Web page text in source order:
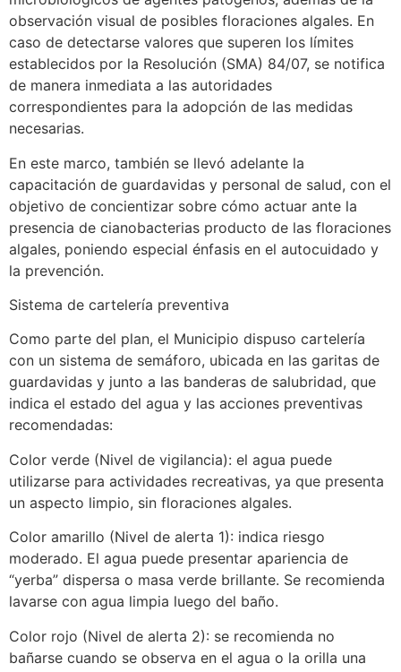
observación visual de posibles floraciones algales. En
caso de detectarse valores que superen los límites
establecidos por la Resolución (SMA) 84/07, se notifica
de manera inmediata a las autoridades
correspondientes para la adopción de las medidas
necesarias.
En este marco, también se llevó adelante la
capacitación de guardavidas y personal de salud, con el
objetivo de concientizar sobre cómo actuar ante la
presencia de cianobacterias producto de las floraciones
algales, poniendo especial énfasis en el autocuidado y
la prevención.
Sistema de cartelería preventiva
Como parte del plan, el Municipio dispuso cartelería
con un sistema de semáforo, ubicada en las garitas de
guardavidas y junto a las banderas de salubridad, que
indica el estado del agua y las acciones preventivas
recomendadas:
Color verde (Nivel de vigilancia): el agua puede
utilizarse para actividades recreativas, ya que presenta
un aspecto limpio, sin floraciones algales.
Color amarillo (Nivel de alerta 1): indica riesgo
moderado. El agua puede presentar apariencia de
“yerba” dispersa o masa verde brillante. Se recomienda
lavarse con agua limpia luego del baño.
Color rojo (Nivel de alerta 2): se recomienda no
bañarse cuando se observa en el agua o la orilla una